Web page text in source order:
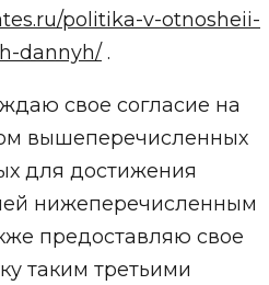
politika-v-otnosheii-
dannyh/ .
свое согласие на
вышеперечисленных
для достижения
нижеперечисленным
предоставляю свое
таким третьими